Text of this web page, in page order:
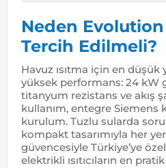
Neden
Tercih Edilmeli?
Havuz ısıtma için en düşük
yüksek performans: 24 kW
titanyum rezistans ve akış
kullanım, entegre Siemens
kurulum. Tuzlu sularda
kompakt tasarımıyla her
güvencesiyle Türkiye’ye
elektrikli ısıtıcıların en